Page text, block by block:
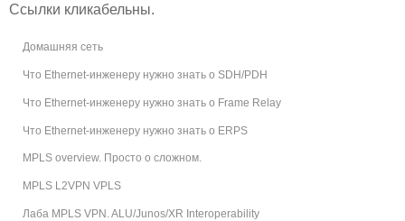
Ссылки кликабельны.
Домашняя сеть
Что Ethernet-инженеру нужно знать о SDH/PDH
Что Ethernet-инженеру нужно знать о Frame Relay
Что Ethernet-инженеру нужно знать о ERPS
MPLS overview. Просто о сложном.
MPLS L2VPN VPLS
Лаба MPLS VPN. ALU/Junos/XR Interoperability